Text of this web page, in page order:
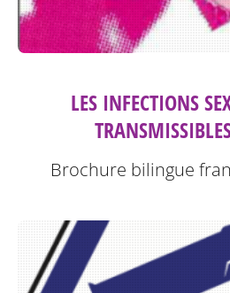
LES INFECTIONS
Brochure bilingue